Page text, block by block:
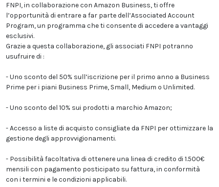
FNPI, in collaborazione con Amazon Business, ti offre
l’opportunità di entrare a far parte dell’Associated Account
Program, un programma che ti consente di accedere a vantaggi
esclusivi.
Grazie a questa collaborazione, gli associati FNPI potranno
usufruire di :
- Uno sconto del 50% sull’iscrizione per il primo anno a Business
Prime per i piani Business Prime, Small, Medium o Unlimited.
- Uno sconto del 10% sui prodotti a marchio Amazon;
- Accesso a liste di acquisto consigliate da FNPI per ottimizzare la
gestione degli approvvigionamenti.
- Possibilità facoltativa di ottenere una linea di credito di 1.500€
mensili con pagamento posticipato su fattura, in conformità
con i termini e le condizioni applicabili.